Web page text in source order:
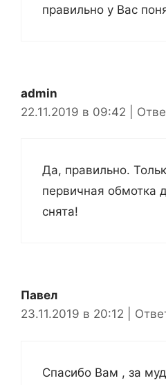
правильно у Вас
admin
22.11.2019 в 09:42
Да, правильно.
первичная обмотка
снята!
Павел
23.11.2019 в 20:12
Спасибо Вам , за